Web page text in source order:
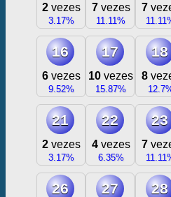
2 vezes
3.17%
7vezes
11.11%
7
16
6 vezes
9.52%
17
10 vezes
15.87%
18
8
21
2 vezes
3.17%
22
4vezes
6.35%
23
7
26 27 28